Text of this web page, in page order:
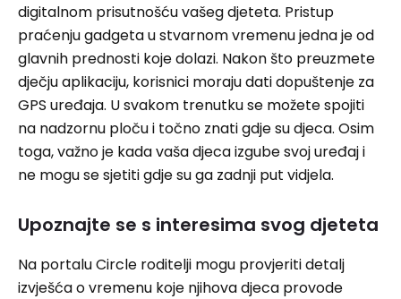
digitalnom prisutnošću vašeg djeteta. Pristup
praćenju gadgeta u stvarnom vremenu jedna je od
glavnih prednosti koje dolazi. Nakon što preuzmete
dječju aplikaciju, korisnici moraju dati dopuštenje za
GPS uređaja. U svakom trenutku se možete spojiti
na nadzornu ploču i točno znati gdje su djeca. Osim
toga, važno je kada vaša djeca izgube svoj uređaj i
ne mogu se sjetiti gdje su ga zadnji put vidjela.
Upoznajte se s interesima svog djeteta
Na portalu Circle roditelji mogu provjeriti detalj
izvješća o vremenu koje njihova djeca provode